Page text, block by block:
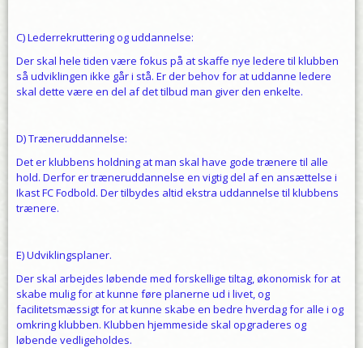
C) Lederrekruttering og uddannelse:
Der skal hele tiden være fokus på at skaffe nye ledere til klubben
så udviklingen ikke går i stå. Er der behov for at uddanne ledere
skal dette være en del af det tilbud man giver den enkelte.
D) Træneruddannelse:
Det er klubbens holdning at man skal have gode trænere til alle
hold. Derfor er træneruddannelse en vigtig del af en ansættelse i
Ikast FC Fodbold. Der tilbydes altid ekstra uddannelse til klubbens
trænere.
E) Udviklingsplaner.
Der skal arbejdes løbende med forskellige tiltag, økonomisk for at
skabe mulig for at kunne føre planerne ud i livet, og
facilitetsmæssigt for at kunne skabe en bedre hverdag for alle i og
omkring klubben. Klubben hjemmeside skal opgraderes og
løbende vedligeholdes.